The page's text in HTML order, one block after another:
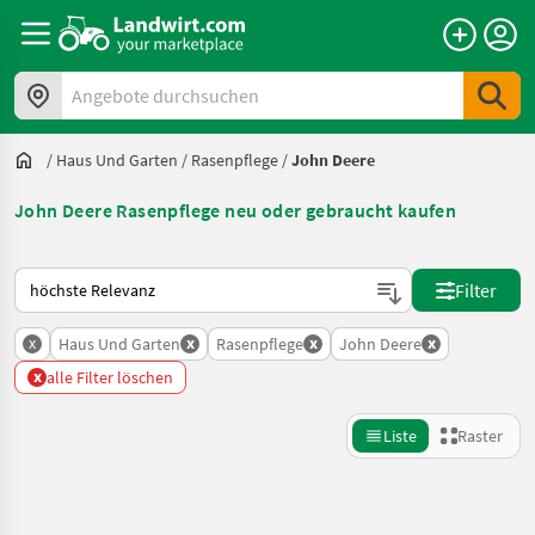
Angebote durchsuchen
/ Haus Und Garten / Rasenpflege /John Deere
John Deere Rasenpflege neu oder gebraucht kaufen
So wird auf Landwirt.com sortiert
Filter
x Haus Und Garten x Rasenpflege x John Deere x
x alle Filter löschen
Liste Raster